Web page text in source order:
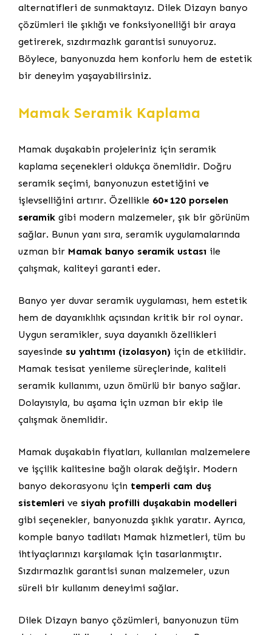
alternatifleri de sunmaktayız. Dilek Dizayn banyo
çözümleri ile şıklığı ve fonksiyonelliği bir araya
getirerek, sızdırmazlık garantisi sunuyoruz.
Böylece, banyonuzda hem konforlu hem de estetik
bir deneyim yaşayabilirsiniz.
Mamak Seramik Kaplama
Mamak duşakabin projeleriniz için seramik
kaplama seçenekleri oldukça önemlidir. Doğru
seramik seçimi, banyonuzun estetiğini ve
işlevselliğini artırır. Özellikle 60×120 porselen
seramik gibi modern malzemeler, şık bir görünüm
sağlar. Bunun yanı sıra, seramik uygulamalarında
uzman bir Mamak banyo seramik ustası ile
çalışmak, kaliteyi garanti eder.
Banyo yer duvar seramik uygulaması, hem estetik
hem de dayanıklılık açısından kritik bir rol oynar.
Uygun seramikler, suya dayanıklı özellikleri
sayesinde su yalıtımı (izolasyon) için de etkilidir.
Mamak tesisat yenileme süreçlerinde, kaliteli
seramik kullanımı, uzun ömürlü bir banyo sağlar.
Dolayısıyla, bu aşama için uzman bir ekip ile
çalışmak önemlidir.
Mamak duşakabin fiyatları, kullanılan malzemelere
ve işçilik kalitesine bağlı olarak değişir. Modern
banyo dekorasyonu için temperli cam duş
sistemleri ve siyah profilli duşakabin modelleri
gibi seçenekler, banyonuzda şıklık yaratır. Ayrıca,
komple banyo tadilatı Mamak hizmetleri, tüm bu
ihtiyaçlarınızı karşılamak için tasarlanmıştır.
Sızdırmazlık garantisi sunan malzemeler, uzun
süreli bir kullanım deneyimi sağlar.
Dilek Dizayn banyo çözümleri, banyonuzun tüm